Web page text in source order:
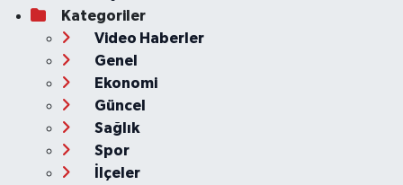
Kategoriler
Video Haberler
Genel
Ekonomi
Güncel
Sağlık
Spor
İlçeler